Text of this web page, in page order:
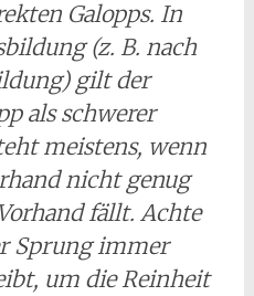
Galopps. In
(z. B. nach
gilt der
als schwerer
meistens, wenn
nicht genug
fällt. Achte
Sprung immer
um die Reinheit